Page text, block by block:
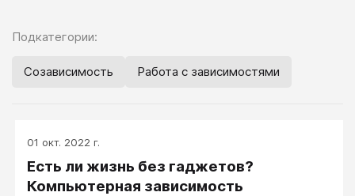
Подкатегории:
Созависимость Работа с зависимостями
01 окт. 2022 г.
Есть ли жизнь без гаджетов?
Компьютерная зависимость